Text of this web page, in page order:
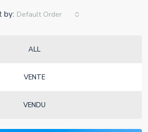
ALL
VENTE
VENDU
by: Default Order